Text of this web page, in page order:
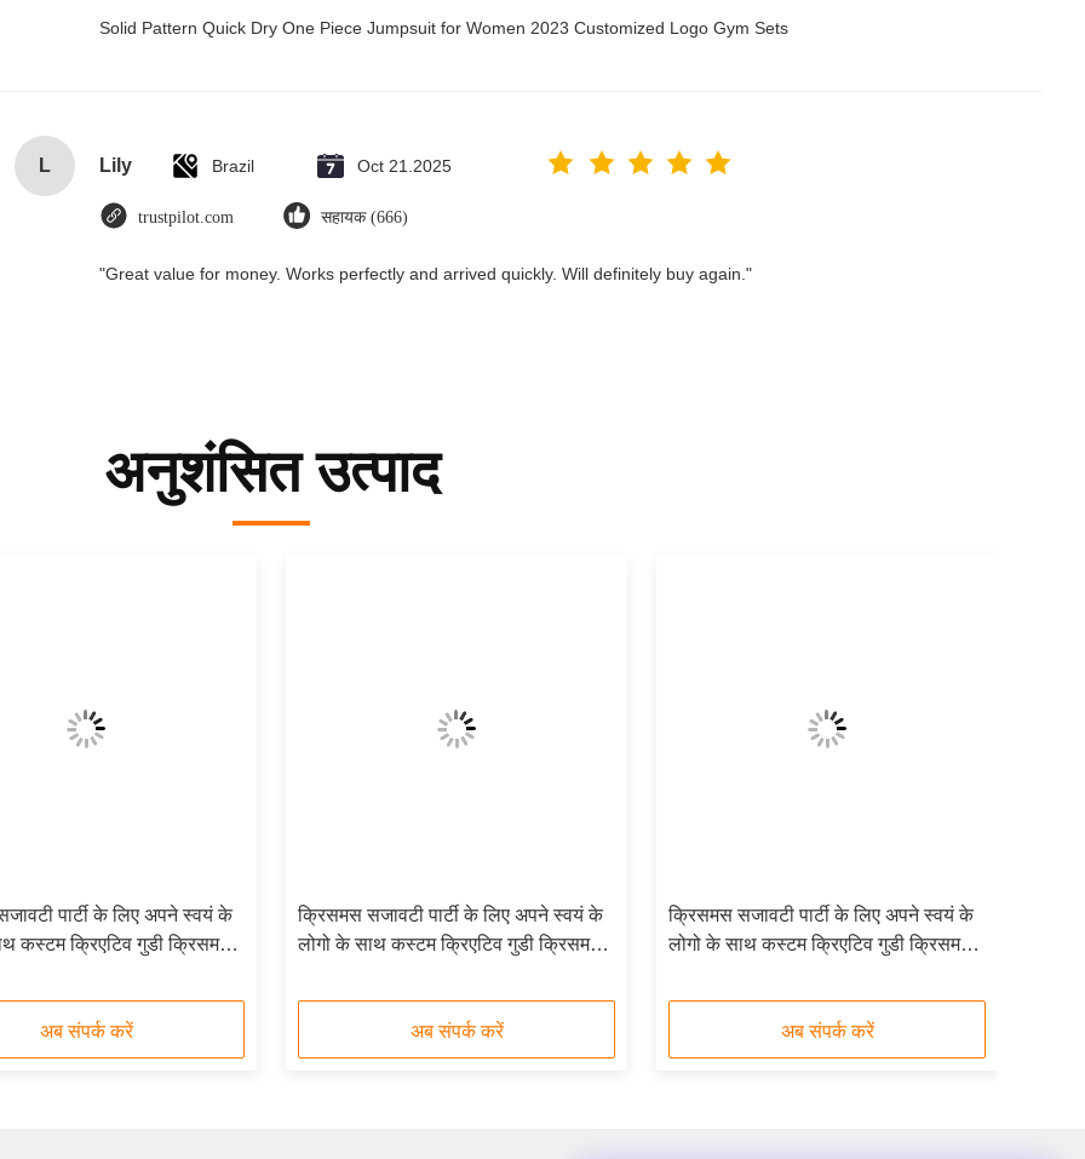
Solid Pattern Quick Dry One Piece Jumpsuit for Women 2023 Customized Logo Gym Sets
L Lily Brazil Oct 21.2025
trustpilot.com सहायक (666)
"Great value for money. Works perfectly and arrived quickly. Will definitely buy again."
अनुशंसित उत्पाद
पार्टी के लिए अपने स्वयं के
कस्टम क्रिएटिव गुडी क्रिसमस
अब संपर्क करें
क्रिसमस सजावटी पार्टी के लिए अपने स्वयं के
लोगो के साथ कस्टम क्रिएटिव गुडी क्रिसमस
अब संपर्क करें
क्रिसमस सजावटी पार्टी के लिए अपने स्वयं के
लोगो के साथ कस्टम क्रिएटिव गुडी क्रिसमस
अब संपर्क करें